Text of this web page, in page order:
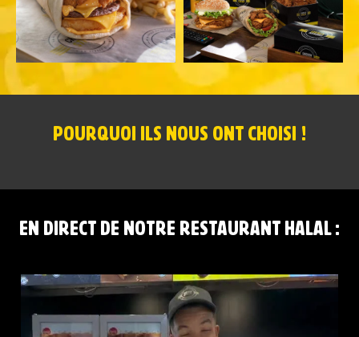
POURQUOI ILS NOUS ONT CHOISI !
EN DIRECT DE NOTRE RESTAURANT HALAL :
RED BULL PÊCHE BLANCHE ET CLASSIQUE DISPONIBLES...
60 1